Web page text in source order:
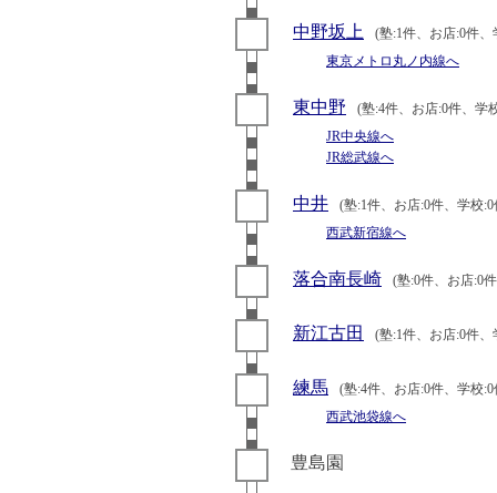
中野坂上
(塾:1件、お店:0件、
東京メトロ丸ノ内線へ
東中野
(塾:4件、お店:0件、学
JR中央線へ
JR総武線へ
中井
(塾:1件、お店:0件、学校:0
西武新宿線へ
落合南長崎 (塾:0件、お店:0
新江古田 (塾:1件、お店:0件、
練馬
(塾:4件、お店:0件、学校:0
西武池袋線へ
豊島園